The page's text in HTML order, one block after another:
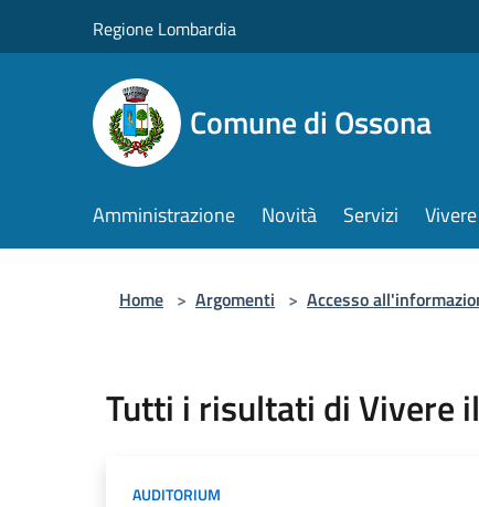
Regione Lombardia
Comune di Ossona
Amministrazione Novità Servizi
Home > Argomenti > Accesso
Tutti i risultati di Vivere
AUDITORIUM